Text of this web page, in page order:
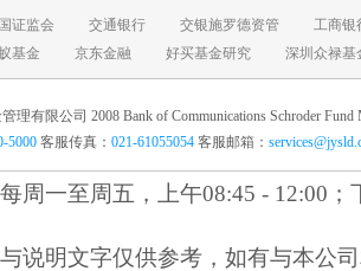
证监会 交通银行 交银施罗德资管
工商银
基金
京东金融 好买基金研究 深圳众禄基
理有限公司 2008 Bank of Communications Schroder Fund
5000 客服传真： 021-61055054 客服邮箱：
周一至周五，上午08:45 - 12:00；
说明文字仅供参考，如有与本公